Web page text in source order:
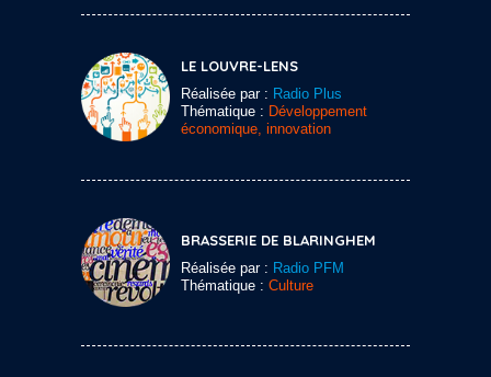
LE LOUVRE-LENS
Réalisée par : Radio Plus
Thématique : Développement
économique, innovation
BRASSERIE DE BLARINGHEM
Réalisée par : Radio PFM
Thématique : Culture